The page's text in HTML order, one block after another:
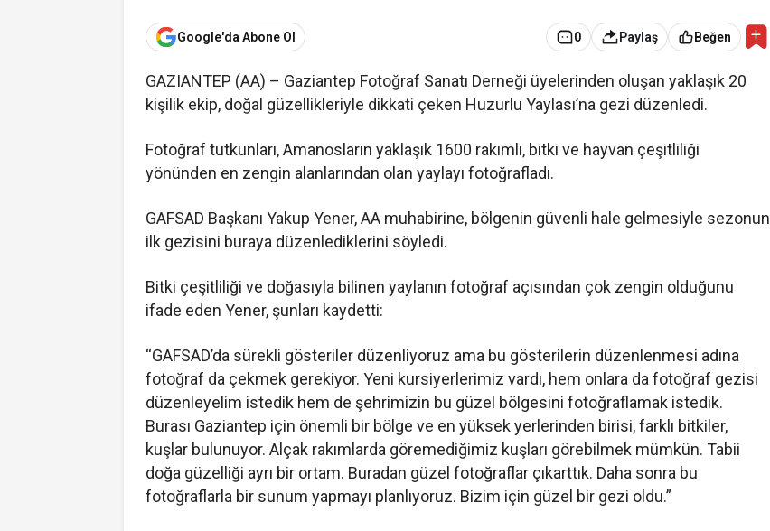
Google'da Abone Ol 0 Paylaş Beğen
GAZIANTEP (AA) – Gaziantep Fotoğraf Sanatı Derneği üyelerinden oluşan yaklaşık 20
kişilik ekip, doğal güzellikleriyle dikkati çeken Huzurlu Yaylası’na gezi düzenledi.
Fotoğraf tutkunları, Amanosların yaklaşık 1600 rakımlı, bitki ve hayvan çeşitliliği
yönünden en zengin alanlarından olan yaylayı fotoğrafladı.
GAFSAD Başkanı Yakup Yener, AA muhabirine, bölgenin güvenli hale gelmesiyle sezonun
ilk gezisini buraya düzenlediklerini söyledi.
Bitki çeşitliliği ve doğasıyla bilinen yaylanın fotoğraf açısından çok zengin olduğunu
ifade eden Yener, şunları kaydetti:
“GAFSAD’da sürekli gösteriler düzenliyoruz ama bu gösterilerin düzenlenmesi adına
fotoğraf da çekmek gerekiyor. Yeni kursiyerlerimiz vardı, hem onlara da fotoğraf gezisi
düzenleyelim istedik hem de şehrimizin bu güzel bölgesini fotoğraflamak istedik.
Burası Gaziantep için önemli bir bölge ve en yüksek yerlerinden birisi, farklı bitkiler,
kuşlar bulunuyor. Alçak rakımlarda göremediğimiz kuşları görebilmek mümkün. Tabii
doğa güzelliği ayrı bir ortam. Buradan güzel fotoğraflar çıkarttık. Daha sonra bu
fotoğraflarla bir sunum yapmayı planlıyoruz. Bizim için güzel bir gezi oldu.”